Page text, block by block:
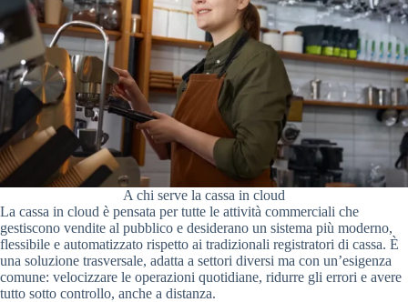
A chi serve la cassa in cloud
La cassa in cloud è pensata per tutte le attività commerciali che
gestiscono vendite al pubblico e desiderano un sistema più moderno,
flessibile e automatizzato rispetto ai tradizionali registratori di cassa. È
una soluzione trasversale, adatta a settori diversi ma con un’esigenza
comune: velocizzare le operazioni quotidiane, ridurre gli errori e avere
tutto sotto controllo, anche a distanza.